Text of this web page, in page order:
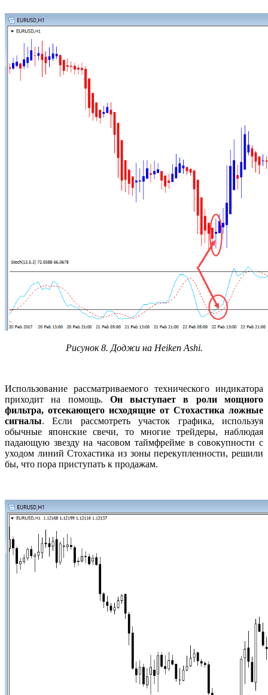
Рисунок 8. Доджи на Heiken Ashi.
Использование рассматриваемого технического индикатора
приходит на помощь. Он выступает в роли мощного
фильтра, отсекающего исходящие от Стохастика ложные
сигналы. Если рассмотреть участок графика, используя
обычные японские свечи, то многие трейдеры, наблюдая
падающую звезду на часовом таймфрейме в совокупности с
уходом линий Стохастика из зоны перекупленности, решили
бы, что пора приступать к продажам.